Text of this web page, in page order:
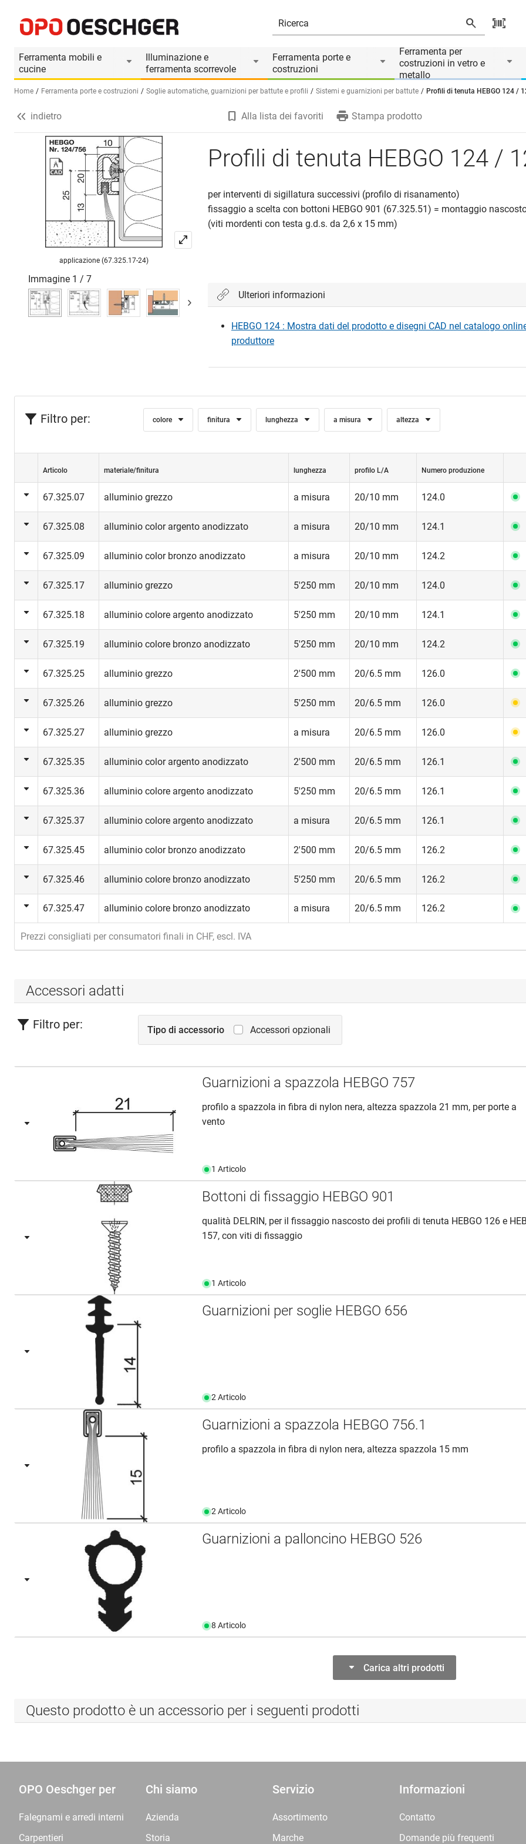
Ferramenta mobili e
cucine
Illuminazione e
ferramenta scorrevole
Ferramenta porte e
costruzioni
Ferramenta per
costruzioni in vetro e
metallo
Seleziona una lingua (IT)
Home Ferramenta porte e costruzioni Soglie automatiche, guarnizioni per battute e profili Sistemi e guarnizioni per battute Profili di tenuta HEBGO 124 /
Informazioni prodotto
Accessori adatti Il prodotto è accessorio di
indietro Alla lista dei favoriti Stampa prodotto
applicazione (67.325.17-24)
Immagine 1 / 7
Profili di tenuta HEBGO 124 /
per interventi di sigillatura successivi (profilo di risanamento)
fissaggio a scelta con bottoni HEBGO 901 (67.325.51) = montaggio
(viti mordenti con testa g.d.s. da 2,6 x 15 mm)
Ulteriori informazioni
HEBGO 124 : Mostra dati del prodotto e disegni CAD nel catalogo
produttore
Filtro per: colore finitura lunghezza a misura altezza
Articolo materiale/finitura lunghezza profilo L/A Numero produzione
67.325.07 alluminio grezzo a misura 20/10 mm 124.0
67.325.08 alluminio color argento anodizzato a misura 20/10 mm 124.1
67.325.09 alluminio color bronzo anodizzato a misura 20/10 mm 124.2
67.325.17 alluminio grezzo 5'250 mm 20/10 mm 124.0
67.325.18 alluminio colore argento anodizzato 5'250 mm 20/10 mm 124.1
67.325.19 alluminio colore bronzo anodizzato 5'250 mm 20/10 mm 124.2
67.325.25 alluminio grezzo 2'500 mm 20/6.5 mm 126.0
67.325.26 alluminio grezzo 5'250 mm 20/6.5 mm 126.0
67.325.27 alluminio grezzo a misura 20/6.5 mm 126.0
67.325.35 alluminio color argento anodizzato 2'500 mm 20/6.5 mm 126.1
67.325.36 alluminio colore argento anodizzato 5'250 mm 20/6.5 mm 126.1
67.325.37 alluminio colore argento anodizzato a misura 20/6.5 mm 126.1
67.325.45 alluminio color bronzo anodizzato 2'500 mm 20/6.5 mm 126.2
67.325.46 alluminio colore bronzo anodizzato 5'250 mm 20/6.5 mm 126.2
67.325.47 alluminio colore bronzo anodizzato a misura 20/6.5 mm 126.2
Prezzi consigliati per consumatori finali in CHF, escl. IVA
Accessori adatti
Filtro per: Tipo di accessorio Accessori opzionali
Guarnizioni a spazzola HEBGO 757
profilo a spazzola in fibra di nylon nera, altezza spazzola 21 mm, per porte a
vento
1 Articolo
Bottoni di fissaggio HEBGO 901
qualità DELRIN, per il fissaggio nascosto dei profili di tenuta HEBGO 126 e
157, con viti di fissaggio
1 Articolo
Guarnizioni per soglie HEBGO 656
2 Articolo
Guarnizioni a spazzola HEBGO 756.1
profilo a spazzola in fibra di nylon nera, altezza spazzola 15 mm
2 Articolo
Guarnizioni a palloncino HEBGO 526
8 Articolo
Carica altri prodotti
Questo prodotto è un accessorio per i seguenti prodotti
OPO Oeschger per
Falegnami e arredi interni
Carpentieri
Chi siamo
Azienda
Storia
Servizio
Assortimento
Marche
Informazioni
Contatto
Domande più frequenti